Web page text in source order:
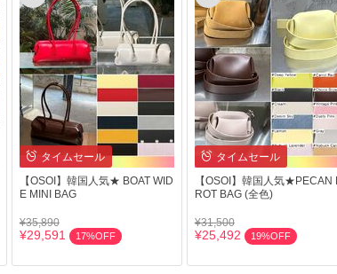
タイムセール
【OSOI】韓国人気★ BOAT WID
E MINI BAG
¥35,890
¥29,591 17%OFF
タイムセール
【OSOI】韓国人気★PECAN
ROT BAG (全色)
¥31,500
¥25,492 19%OFF